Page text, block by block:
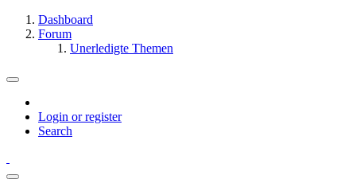
Dashboard
Forum
Unerledigte Themen
Login or register
Search